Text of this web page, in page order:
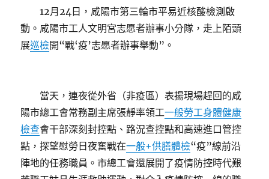
12月24日，咸陽市第三輪市平易近核酸檢測啟
動。咸陽市工人文明宮志愿者辦事小分隊，走上陌頭
展巡檢開“戰‘疫’志愿者辦事舉動”。
當天，連夜從外省（非疫區）表揚現場趕回的咸
陽市總工會常務副主席張靜率領工一般勞工身體健康
檢查會干部深刻封控點、路況查控點和高速進口管控
點，探望慰勞日夜奮戰在一般+供膳體檢“疫”線前沿
陣地的任務職員。市總工會還展開了疫情防控時代艱